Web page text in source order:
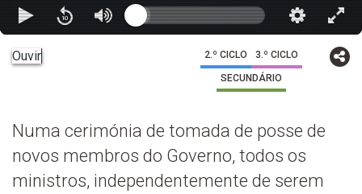
Ouvir 2.º CICLO 3.º CICLO
SECUNDÁRIO
Numa cerimónia de tomada de posse de
novos membros do Governo, todos os
ministros, independentemente de serem